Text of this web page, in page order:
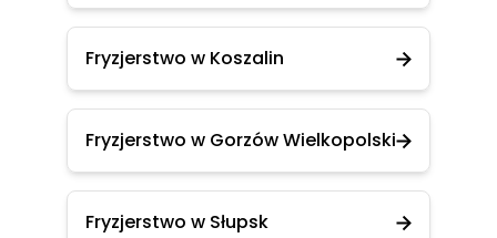
Fryzjerstwo w Koszalin
Fryzjerstwo w Gorzów Wielkopolski
Fryzjerstwo w Słupsk